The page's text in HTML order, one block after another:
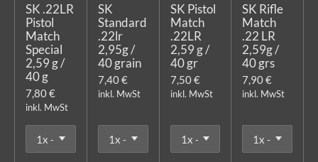
SK .22LR
Pistol
Match
Special
2,59 g /
40 g
7,80 €
inkl. MwSt
SK
Standard
.22lr
2,95g /
40 grain
7,40 €
inkl. MwSt
SK Pistol
Match
.22LR
2,59 g /
40 gr
7,50 €
inkl. MwSt
SK Rifle
Match
.22 LR
2,59g /
40 grs
7,90 €
inkl. MwSt